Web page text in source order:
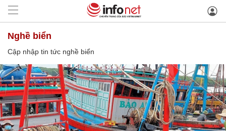
nghề biển
Cập nhập tin tức nghề biển